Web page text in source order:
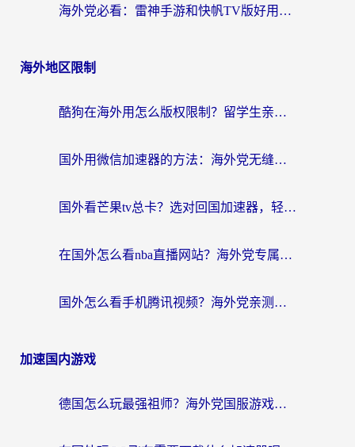
海外党必看：雷神手游和快帆TV版好用吗？3步选对回国加速器不踩坑
海外地区限制
酷狗在海外用怎么版权限制？留学生亲测：3步解决听国内音乐难题
国外用微信加速器的方法：海外党无缝连接国内生活的实用指南
国外看芒果tv总卡？选对回国加速器，轻松追《浪姐》不费劲
在国外怎么看nba直播网站？海外党专属体育观赛指南，告别地区限制！
国外怎么看手机腾讯视频？海外党亲测有效的追剧加速器选择指南
加速国内游戏
德国怎么玩最强祖师？海外党国服游戏加速器选择全攻略（附宝可梦Online实测）